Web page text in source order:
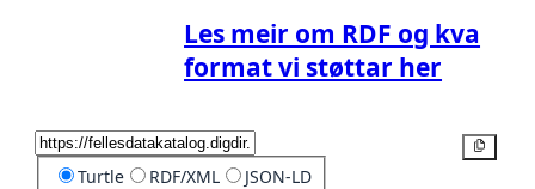
Les meir om RDF og kva
format vi støttar her
Turtle RDF/XML JSON-LD